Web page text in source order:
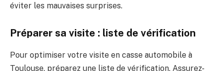
éviter les mauvaises surprises.
Préparer sa visite : liste de vérification
Pour optimiser votre visite en casse automobile à
Toulouse, préparez une liste de vérification. Assurez-